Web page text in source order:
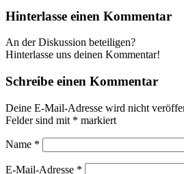
Hinterlasse einen Kommentar
An der Diskussion beteiligen?
Hinterlasse uns deinen Kommentar!
Schreibe einen Kommentar
Deine E-Mail-Adresse wird nicht
Felder sind mit * markiert
Name *
E-Mail-Adresse *